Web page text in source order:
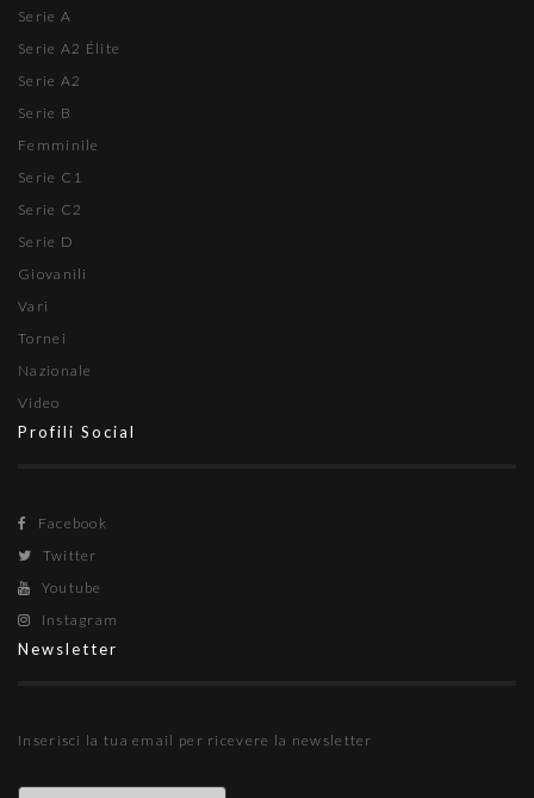
Serie A
Serie A2 Élite
Serie A2
Serie B
Femminile
Serie C1
Serie C2
Serie D
Giovanili
Vari
Tornei
Nazionale
Video
Profili Social
Facebook
Twitter
Youtube
Instagram
Newsletter
Inserisci la tua email per ricevere la newsletter